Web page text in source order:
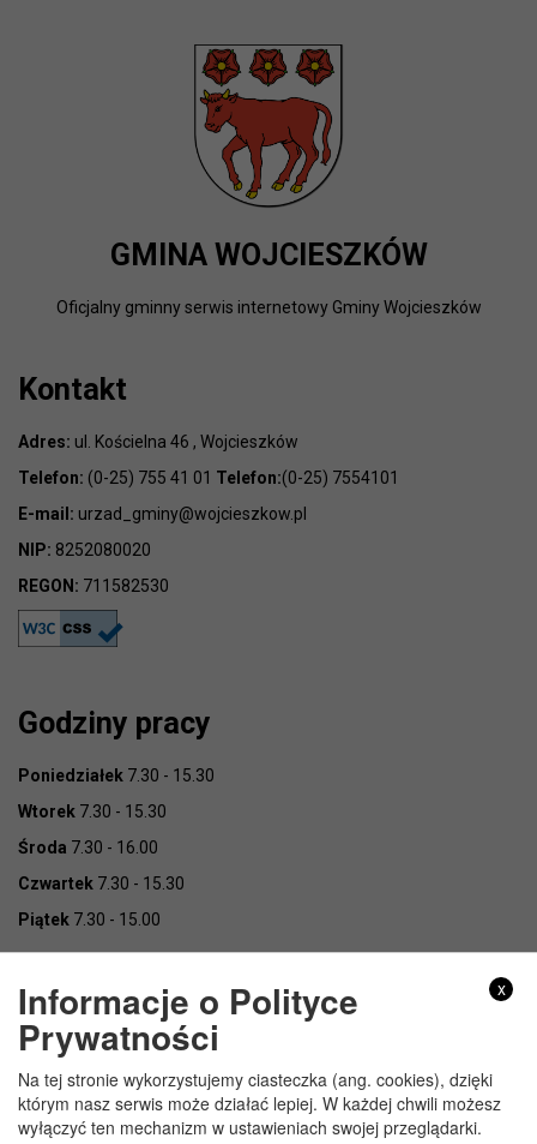
GMINA WOJCIESZKÓW
Oficjalny gminny serwis internetowy Gminy Wojcieszków
Kontakt
Adres: ul. Kościelna 46 , Wojcieszków
Telefon: (0-25) 755 41 01 Telefon:(0-25) 7554101
E-mail: urzad_gminy@wojcieszkow.pl
NIP: 8252080020
REGON: 711582530
Godziny pracy
Poniedziałek 7.30 - 15.30
Wtorek 7.30 - 15.30
Środa 7.30 - 16.00
Czwartek 7.30 - 15.30
Piątek 7.30 - 15.00
Copyright © Urząd Gminy Wojcieszków
x
Informacje o Polityce
Prywatności
Na tej stronie wykorzystujemy ciasteczka (ang. cookies), dzięki
którym nasz serwis może działać lepiej. W każdej chwili możesz
wyłączyć ten mechanizm w ustawieniach swojej przeglądarki.